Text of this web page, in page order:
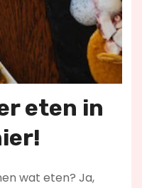
eten in
wat eten? Ja,